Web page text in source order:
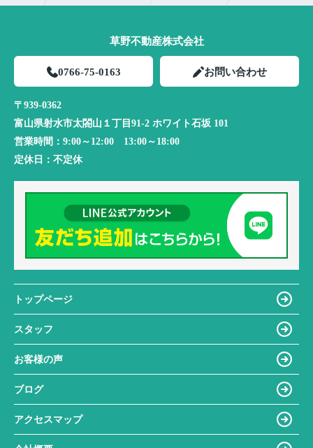
草野不動産株式会社
0766-75-0163 お問い合わせ
〒939-0362
富山県射水市太閤山１丁目91-2 ホワイト石坂 101
営業時間： 9:00～12:00 13:00～18:00
定休日： 不定休
トップページ
スタッフ
お客様の声
ブログ
アクセスマップ